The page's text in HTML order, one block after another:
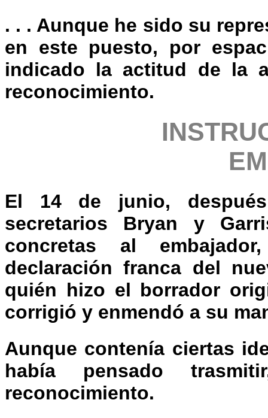
. . . Aunque he sido su
en este puesto, por
indicado la actitud de la
reconocimiento.
El 14 de junio,
secretarios Bryan y
concretas al
declaración franca del
quién hizo el borrador
corrigió y enmendó a su
Aunque contenía ciertas
había pensado
reconocimiento.